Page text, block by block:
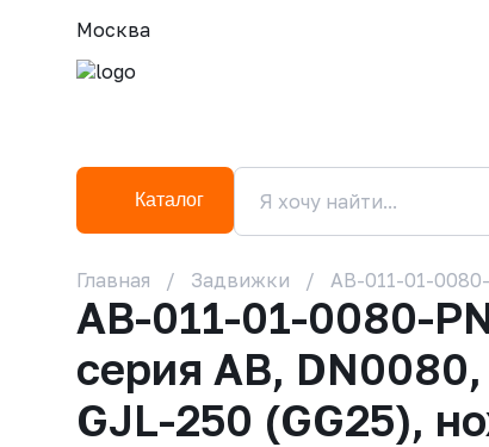
Москва
Каталог
Главная Задвижки AB-011-01-
AB-011-01-0080-
серия АВ,
GJL-250 (GG25),